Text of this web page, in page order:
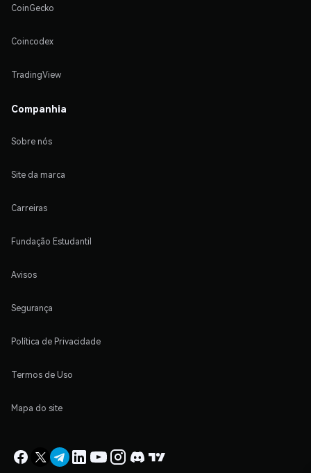
CoinGecko
Coincodex
TradingView
Companhia
Sobre nós
Site da marca
Carreiras
Fundação Estudantil
Avisos
Segurança
Política de Privacidade
Termos de Uso
Mapa do site